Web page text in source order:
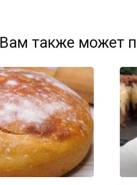
Вам также может